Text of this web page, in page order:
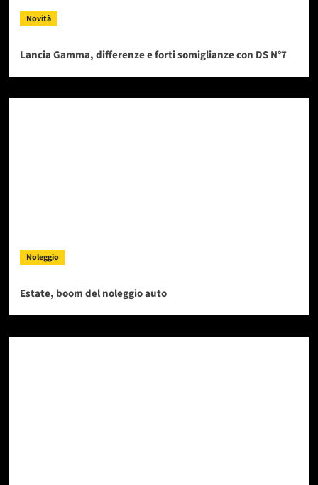
Novità
Lancia Gamma, differenze e forti somiglianze con DS N°7
Noleggio
Estate, boom del noleggio auto